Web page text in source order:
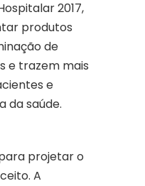
2017,
produtos
de
e trazem mais
e
da saúde.
projetar o
A